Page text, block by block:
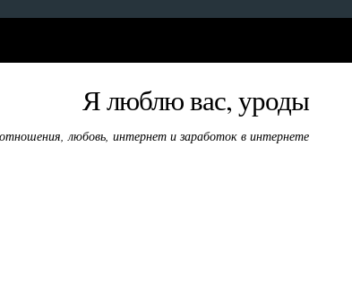
Я люблю вас, уроды
любовь, интернет и заработок в интернете